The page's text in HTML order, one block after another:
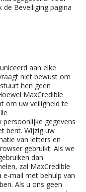
Beveiliging pagina
aan elke
niet bewust om
hen geen
MaxCredible
om uw veiligheid te
gegevens
bent. Wijzig uw
van letters en
gebruikt. Als we
dan
zal MaxCredible
mail met behulp van
Als u ons geen